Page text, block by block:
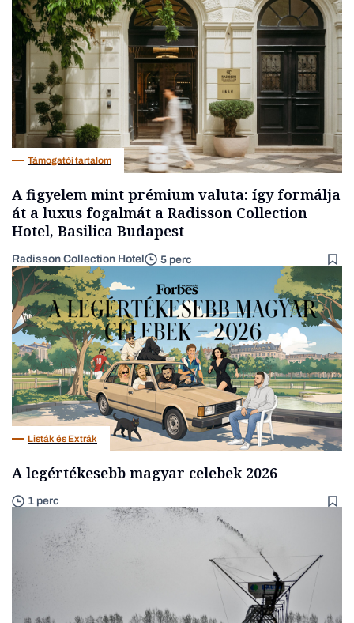
Bank
Támogatói tartalom
A figyelem mint prémium valuta: így formálja
át a luxus fogalmát a Radisson Collection
Hotel, Basilica Budapest
Radisson Collection Hotel 5 perc
Listák és Extrák
A legértékesebb magyar celebek 2026
1 perc